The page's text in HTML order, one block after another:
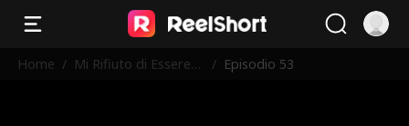
Home / Mi Rifiuto di Essere
/ Episodio 53